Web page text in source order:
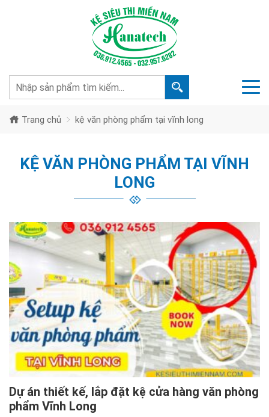
Trang chủ kệ văn phòng phẩm tại vĩnh long
KỆ VĂN PHÒNG PHẨM TẠI VĨNH
LONG
Dự án thiết kế, lắp đặt kệ cửa hàng văn phòng
phẩm Vĩnh Long